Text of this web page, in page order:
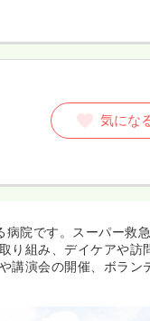
気にな
院です。スーパー救
り組み、デイケアや訪
講演会の開催、ボラン